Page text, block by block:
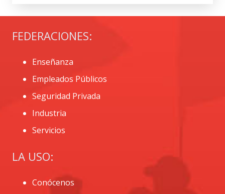
FEDERACIONES:
Enseñanza
Empleados Públicos
Seguridad Privada
Industria
Servicios
LA USO:
Conócenos